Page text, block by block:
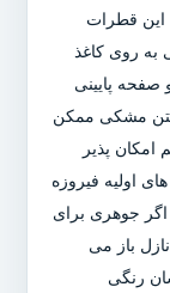
قطرات
روی کاغذ
صفحه پایینی
متن مشکی ممکن
پذیر
اولیه فیروزه
اگر جوهری برای
باز می
رنگی